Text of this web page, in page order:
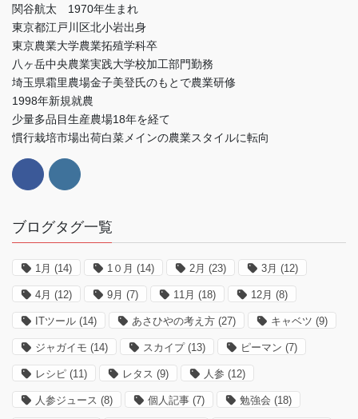
関谷航太 1970年生まれ
東京都江戸川区北小岩出身
東京農業大学農業拓殖学科卒
八ヶ岳中央農業実践大学校加工部門勤務
埼玉県霜里農場金子美登氏のもとで農業研修
1998年新規就農
少量多品目生産農場18年を経て
慣行栽培市場出荷白菜メインの農業スタイルに転向
ブログタグ一覧
1月 (14) 1０月 (14) 2月 (23) 3月 (12)
4月 (12) 9月 (7) 11月 (18) 12月 (8)
ITツール (14) あさひやの考え方 (27) キャベツ (9)
ジャガイモ (14) スカイプ(13) ピーマン (7)
レシピ (11) レタス (9) 人参 (12)
人参ジュース (8) 個人記事 (7) 勉強会 (18)